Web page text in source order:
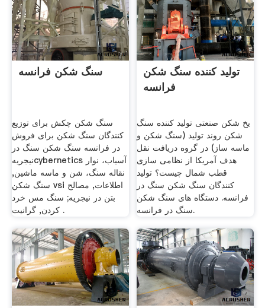
سنگ شکن فرانسه
سنگ شکن چکش برای توزیع
کنندگان سنگ شکن برای فروش
در فرانسه سنگ شکن سنگ در
نیجریهcybernetics آسیاب، نوار
نقاله سنگ، شن و ماسه ماشین,
سنگ شکن vsi اطلاعات, مصالح
بتن در نیجریه; سنگ مس خرد
کردن, گرانیت .
تولید کننده سنگ شکن
فرانسه
یخ شکن صنعتی تولید کننده سنگ
شکن روند تولید (سنگ شکن و
ماسه ساز) در گروه دریافت نقل
هدف آمریکا از نظامی سازی
قطب شمال چیست؟ تولید
کنندگان سنگ شکن سنگ در
فرانسه. دستگاه های سنگ شکن
سنگ در فرانسه.